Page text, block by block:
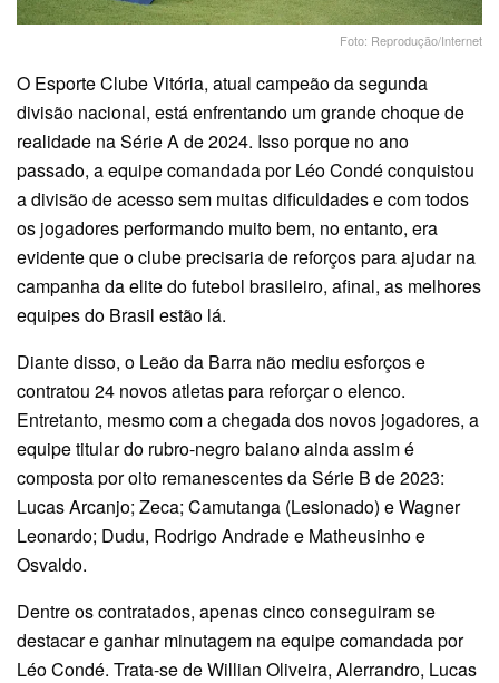
Foto: Reprodução/Internet
O Esporte Clube Vitória, atual campeão da segunda
divisão nacional, está enfrentando um grande choque de
realidade na Série A de 2024. Isso porque no ano
passado, a equipe comandada por Léo Condé conquistou
a divisão de acesso sem muitas dificuldades e com todos
os jogadores performando muito bem, no entanto, era
evidente que o clube precisaria de reforços para ajudar na
campanha da elite do futebol brasileiro, afinal, as melhores
equipes do Brasil estão lá.
Diante disso, o Leão da Barra não mediu esforços e
contratou 24 novos atletas para reforçar o elenco.
Entretanto, mesmo com a chegada dos novos jogadores, a
equipe titular do rubro-negro baiano ainda assim é
composta por oito remanescentes da Série B de 2023:
Lucas Arcanjo; Zeca; Camutanga (Lesionado) e Wagner
Leonardo; Dudu, Rodrigo Andrade e Matheusinho e
Osvaldo.
Dentre os contratados, apenas cinco conseguiram se
destacar e ganhar minutagem na equipe comandada por
Léo Condé. Trata-se de Willian Oliveira, Alerrandro, Lucas